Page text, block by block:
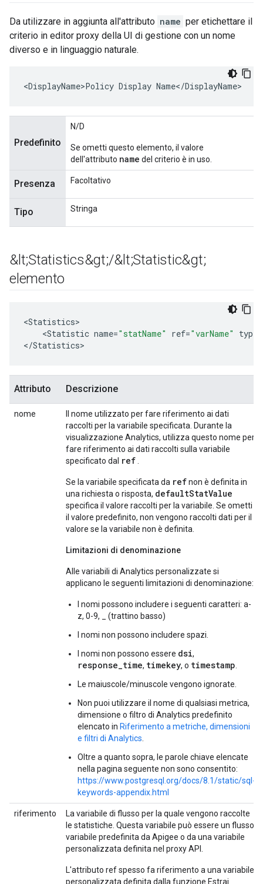
Da utilizzare in aggiunta all'attributo name per etichettare il
criterio in editor proxy della UI di gestione con un nome
diverso e in linguaggio naturale.
<DisplayName>Policy Display Name</DisplayName>
Predefinito
N/D
Se ometti questo elemento, il valore
dell'attributo name del criterio è in uso.
Presenza Facoltativo
Tipo Stringa
&lt;Statistics&gt;/&lt;Statistic&gt;
elemento
<Statistics
<Statistic name="statName" ref="varName" type
</Statistics>
Attributo Descrizione
nome
Il nome utilizzato per fare riferimento ai dati
raccolti per la variabile specificata. Durante la
visualizzazione Analytics, utilizza questo nome per
fare riferimento ai dati raccolti sulla variabile
specificato dal ref
Se la variabile specificata da refnon è definita in
una richiesta o risposta, defaultStatValue
specifica il valore raccolti per la variabile. Se ometti
il valore predefinito, non vengono raccolti dati per il
valore se la variabile non è definita.
Limitazioni di denominazione
Alle variabili di Analytics personalizzate si
applicano le seguenti limitazioni di denominazione:
I nomi possono includere i seguenti caratteri: a-
z, 0-9, _ (trattino basso)
I nomi non possono includere spazi.
I nomi non possono essere dsi,
response_time, timekey, o timestamp
Le maiuscole/minuscole vengono ignorate.
Non puoi utilizzare il nome di qualsiasi metrica,
dimensione o filtro di Analytics predefinito
elencato in Riferimento a metriche, dimensioni
e filtri di Analytics
Oltre a quanto sopra, le parole chiave elencate
nella pagina seguente non sono consentito:
https://www.postgresql.org/docs/8.1/static/sql-
keywords-appendix.html
riferimento
La variabile di flusso per la quale vengono raccolte
le statistiche. Questa variabile può essere un flusso
variabile predefinita da Apigee o da una variabile
personalizzata definita nel proxy API.
L'attributo ref spesso fa riferimento a una variabile
personalizzata definita dalla funzione Estrai